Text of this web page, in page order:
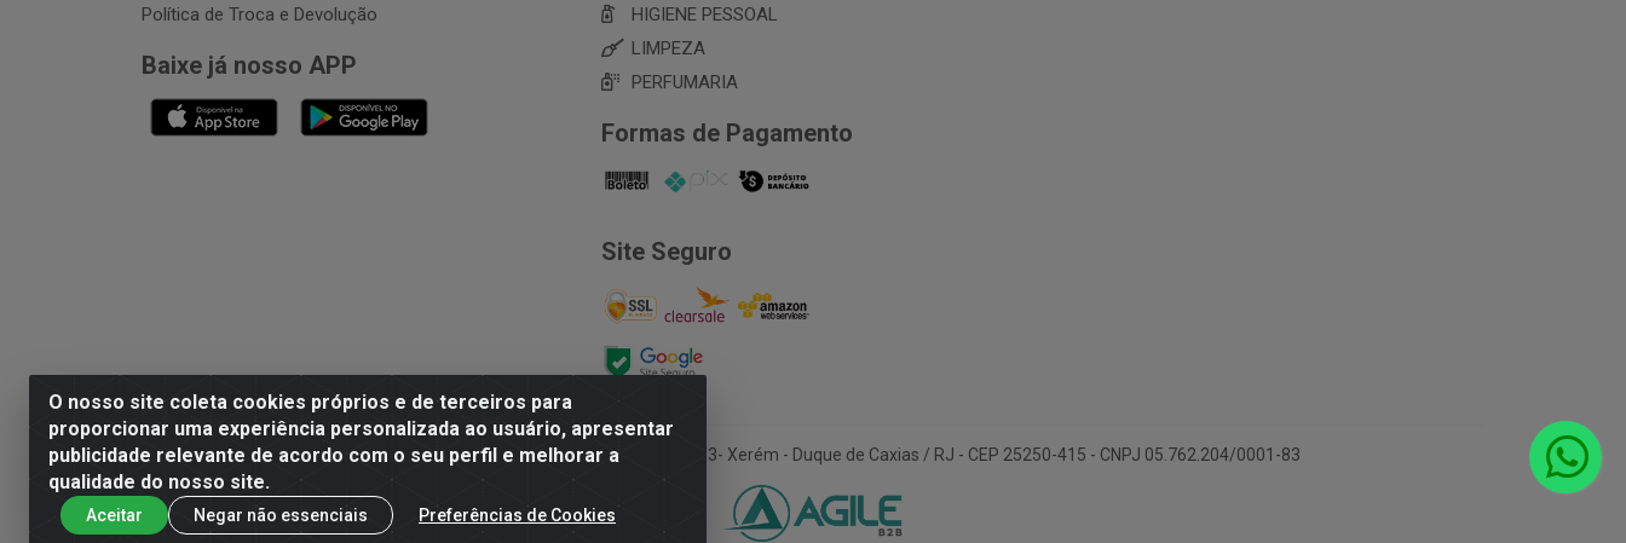
O nosso site coleta cookies próprios e de terceiros para
proporcionar uma experiência personalizada ao usuário, apresentar
publicidade relevante de acordo com o seu perfil e melhorar a
qualidade do nosso site.
Aceitar Negar não essenciais Preferências de Cookies
Política de Troca e Devolução
Baixe já nosso APP
HIGIENE PESSOAL
LIMPEZA
PERFUMARIA
Formas de Pagamento
Site Seguro
Playvender Distribuidora - Avenida Ana Dantas, 183- Xerém - Duque de Caxias / RJ - CEP 25250-415 - CNPJ 05.762.204/0001-83